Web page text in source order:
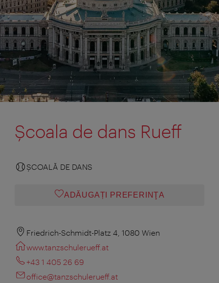
Şcoala de dans Rueff
ŞCOALĂ DE DANS
ADĂUGAȚI PREFERINŢA
Friedrich-Schmidt-Platz 4, 1080 Wien
www.tanzschulerueff.at
+43 1 405 26 69
office@tanzschulerueff.at